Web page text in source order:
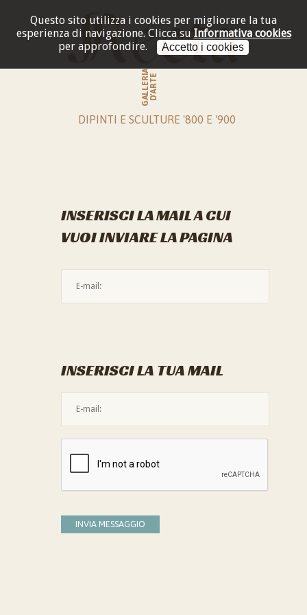
Questo sito utilizza i cookies per migliorare la tua
esperienza di navigazione. Clicca su Informativa cookies
per approfondire.
Accetto i cookies
GALLERIAD'ARTE
DIPINTI E SCULTURE '800 E '900
INSERISCI LA MAIL A CUI
VUOI INVIARE LA PAGINA
INSERISCI LA TUA MAIL
INVIA MESSAGGIO